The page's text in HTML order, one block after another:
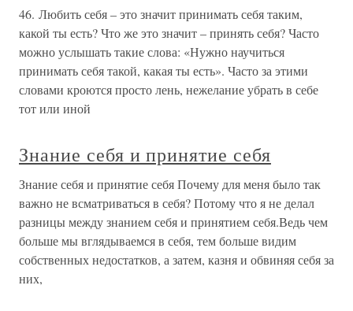
46. Любить себя – это значит принимать себя таким,
какой ты есть? Что же это значит – принять себя? Часто
можно услышать такие слова: «Нужно научиться
принимать себя такой, какая ты есть». Часто за этими
словами кроются просто лень, нежелание убрать в себе
тот или иной
Знание себя и принятие себя
Знание себя и принятие себя Почему для меня было так
важно не всматриваться в себя? Потому что я не делал
разницы между знанием себя и принятием себя.Ведь чем
больше мы вглядываемся в себя, тем больше видим
собственных недостатков, а затем, казня и обвиняя себя за
них,